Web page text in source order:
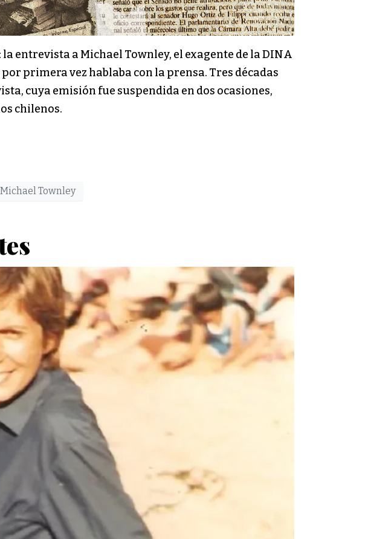
entrevista a Michael Townley, el exagente de la DINA
primera vez hablaba con la prensa. Tres décadas
cuya emisión fue suspendida en dos ocasiones,
chilenos.
Michael Townley